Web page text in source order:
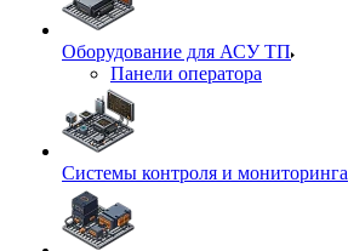
Оборудование для АСУ ТП
Панели оператора
Системы контроля и мониторинга